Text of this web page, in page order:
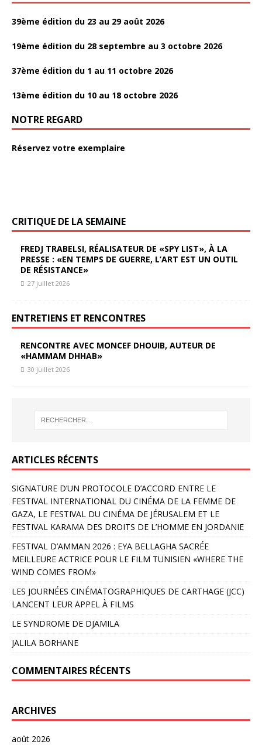
39ème édition du 23 au 29 août 2026
19ème édition du 28 septembre au 3 octobre 2026
37ème édition du 1 au 11 octobre 2026
13ème édition du 10 au 18 octobre 2026
NOTRE REGARD
Réservez votre exemplaire
CRITIQUE DE LA SEMAINE
FREDJ TRABELSI, RÉALISATEUR DE «SPY LIST», À LA
PRESSE : «EN TEMPS DE GUERRE, L’ART EST UN OUTIL
DE RÉSISTANCE»
27 juillet 2026
ENTRETIENS ET RENCONTRES
RENCONTRE AVEC MONCEF DHOUIB, AUTEUR DE
«HAMMAM DHHAB»
30 juillet 2026
ARTICLES RÉCENTS
SIGNATURE D’UN PROTOCOLE D’ACCORD ENTRE LE
FESTIVAL INTERNATIONAL DU CINÉMA DE LA FEMME DE
GAZA, LE FESTIVAL DU CINÉMA DE JÉRUSALEM ET LE
FESTIVAL KARAMA DES DROITS DE L’HOMME EN JORDANIE
FESTIVAL D’AMMAN 2026 : EYA BELLAGHA SACRÉE
MEILLEURE ACTRICE POUR LE FILM TUNISIEN «WHERE THE
WIND COMES FROM»
LES JOURNÉES CINÉMATOGRAPHIQUES DE CARTHAGE (JCC)
LANCENT LEUR APPEL À FILMS
LE SYNDROME DE DJAMILA
JALILA BORHANE
COMMENTAIRES RÉCENTS
ARCHIVES
août 2026